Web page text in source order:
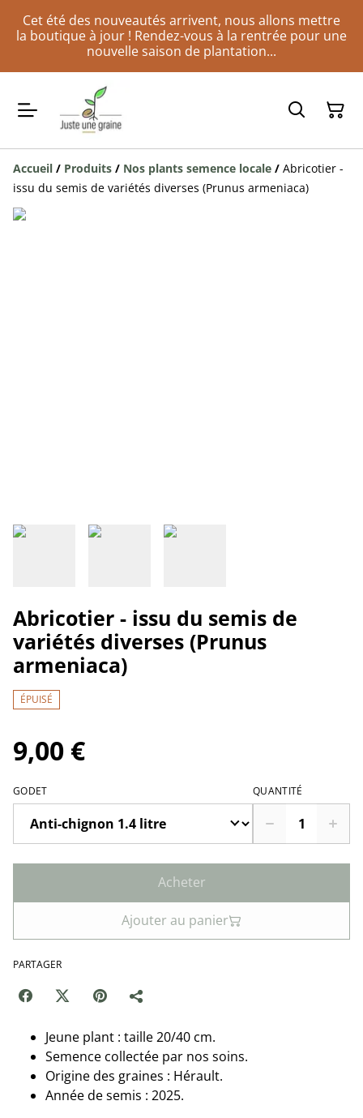
Cet été des nouveautés arrivent, nous allons mettre
la boutique à jour ! Rendez-vous à la rentrée pour une
nouvelle saison de plantation...
Accueil / Produits / Nos plants semence locale / Abricotier -
issu du semis de variétés diverses (Prunus armeniaca)
Abricotier - issu du semis de
variétés diverses (Prunus
armeniaca)
ÉPUISÉ
9,00 €
GODET QUANTITÉ
Acheter
Ajouter au panier
PARTAGER
Jeune plant : taille 20/40 cm.
Semence collectée par nos soins.
Origine des graines : Hérault.
Année de semis : 2025.